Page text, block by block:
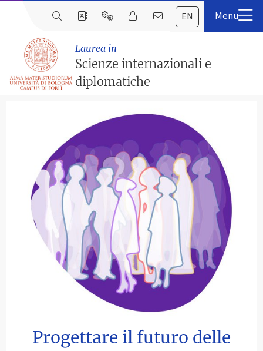
EN
Laurea in
Scienze internazionali e
diplomatiche
Progettare il futuro delle